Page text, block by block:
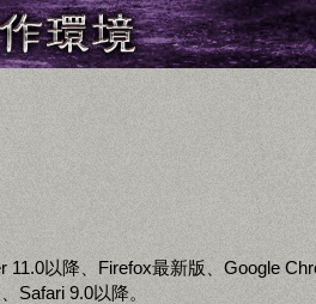
以降、Firefox最新版、Google
Safari 9.0以降。